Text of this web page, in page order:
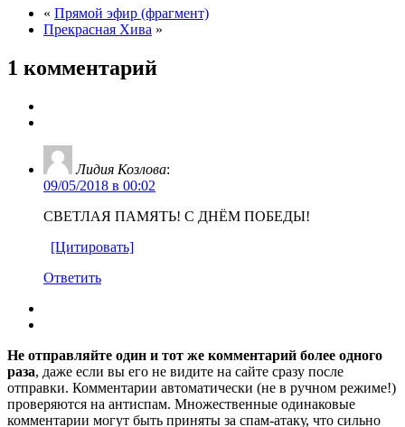
« Прямой эфир (фрагмент)
Прекрасная Хива »
1 комментарий
Лидия Козлова:
09/05/2018 в 00:02
СВЕТЛАЯ ПАМЯТЬ! С ДНЁМ ПОБЕДЫ!
[Цитировать]
Ответить
Не отправляйте один и тот же комментарий более одного
раза, даже если вы его не видите на сайте сразу после
отправки. Комментарии автоматически (не в ручном режиме!)
проверяются на антиспам. Множественные одинаковые
комментарии могут быть приняты за спам-атаку, что сильно